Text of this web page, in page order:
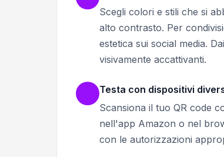
Scegli colori e stili che si
alto contrasto. Per
estetica sui social media.
visivamente accattivanti.
Testa con dispositivi
Scansiona il tuo QR code
nell'app Amazon o nel
con le autorizzazioni